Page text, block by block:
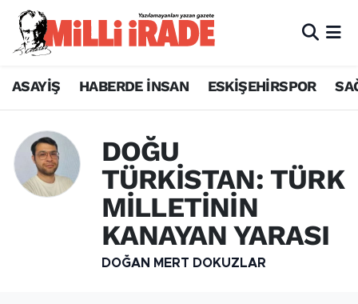
ASAYİŞ HABERDE İNSAN ESKİŞEHİRSPOR
DOĞU
TÜRKİSTAN: TÜRK
MİLLETİNİN
KANAYAN YARASI
DOĞAN MERT DOKUZLAR